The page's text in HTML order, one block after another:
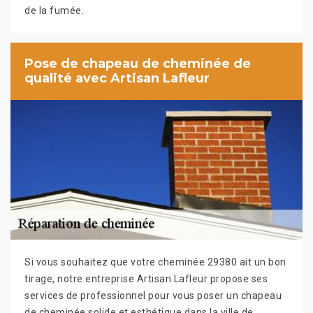
de la fumée.
Pose de chapeau de cheminée de
qualité avec Artisan Lafleur
Si vous souhaitez que votre cheminée 29380 ait un bon
tirage, notre entreprise Artisan Lafleur propose ses
services de professionnel pour vous poser un chapeau